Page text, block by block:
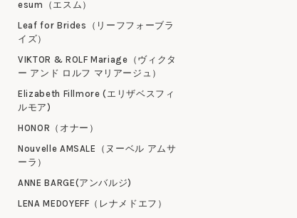
esum（エスム）
Leaf for Brides（リーフフォーブラ
イズ）
VIKTOR & ROLF Mariage（ヴィクタ
ー アンド ロルフ マリアージュ）
Elizabeth Fillmore (エリザベスフィ
ルモア)
HONOR（オナー）
Nouvelle AMSALE（ヌーベル アムサ
ーラ）
ANNE BARGE(アンバルジ)
LENA MEDOYEFF（レナメドエフ）